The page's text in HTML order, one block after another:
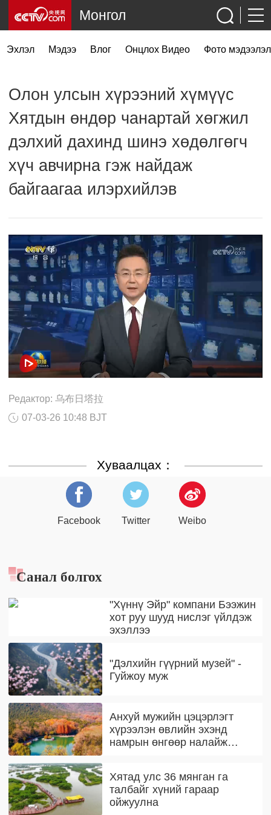
Эхлэл Мэдээ Влог Онцлох Видео Фото мэдээлэл
Монгол
Олон улсын хүрээний хүмүүс
Хятдын өндөр чанартай хөгжил
дэлхий дахинд шинэ хөдөлгөгч
хүч авчирна гэж найдаж
байгаагаа илэрхийлэв
Редактор: 乌布日塔拉
07-03-26 10:48 BJT
Хуваалцах：
Facebook Twitter Weibo
Санал болгох
"Хүннү Эйр" компани Бээжин
хот руу шууд нислэг үйлдэж
эхэллээ
"Дэлхийн гүүрний музей" -
Гуйжоу муж
Анхуй мужийн цэцэрлэгт
хүрээлэн өвлийн эхэнд
намрын өнгөөр налайж
Хятад улс 36 мянган га
талбайг хүний гараар
ойжуулна